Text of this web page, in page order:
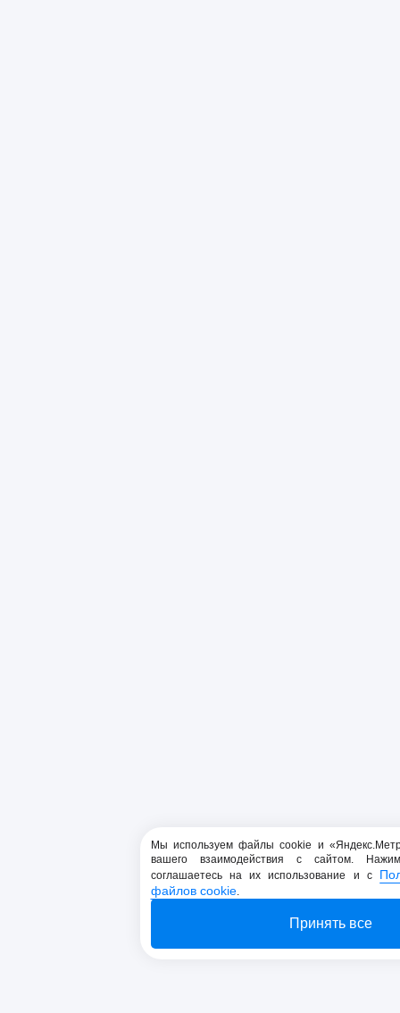
Мы используем файлы cookie и
вашего взаимодействия с сайтом.
соглашаетесь на их использование и с
файлов cookie.
Принять все